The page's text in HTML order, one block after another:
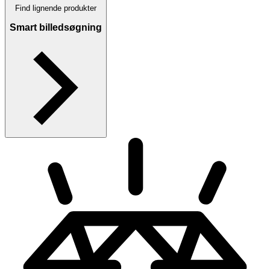
Find lignende produkter
Smart billedsøgning